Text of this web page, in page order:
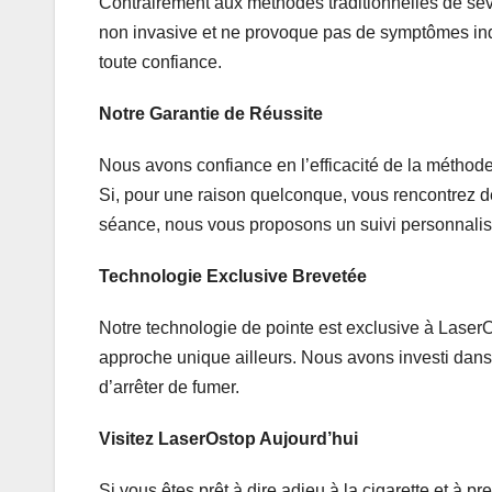
non invasive et ne provoque pas de symptômes
toute confiance.
Notre Garantie de Réussite
Nous avons confiance en l’efficacité de la
Si, pour une raison quelconque, vous rencontrez
séance, nous vous proposons un suivi
Technologie Exclusive Brevetée
Notre technologie de pointe est exclusive à
approche unique ailleurs. Nous avons investi
d’arrêter de fumer.
Visitez LaserOstop Aujourd’hui